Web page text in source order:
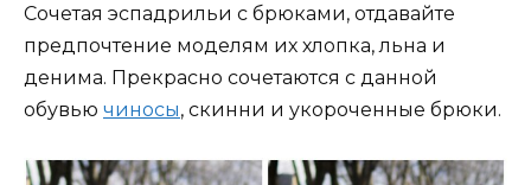
Сочетая эспадрильи с брюками, отдавайте
предпочтение моделям их хлопка, льна и
денима. Прекрасно сочетаются с данной
обувью чиносы, скинни и укороченные брюки.